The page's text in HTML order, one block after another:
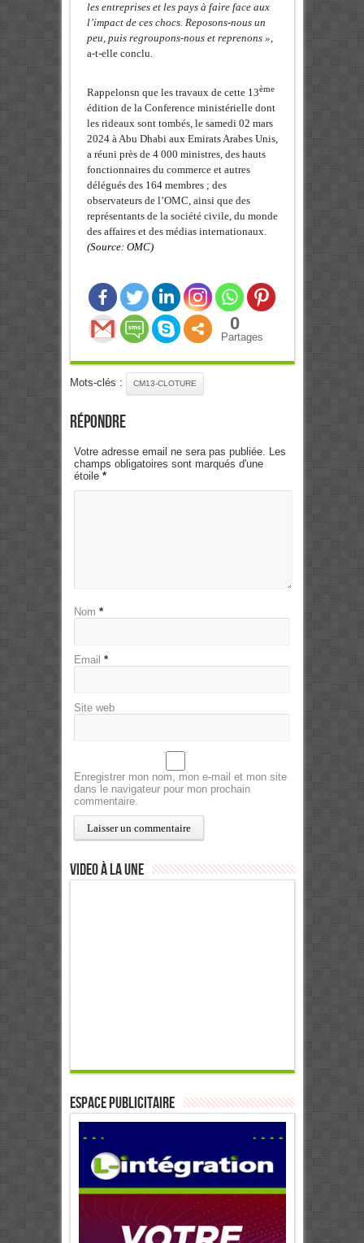
les entreprises et les pays à faire face aux
l’impact de ces chocs. Reposons-nous un
peu, puis regroupons-nous et reprenons »,
a-t-elle conclu.
Rappelonsn que les travaux de cette 13ème
édition de la Conference ministérielle dont
les rideaux sont tombés, le samedi 02 mars
2024 à Abu Dhabi aux Emirats Arabes Unis,
a réuni près de 4 000 ministres, des hauts
fonctionnaires du commerce et autres
délégués des 164 membres ; des
observateurs de l’OMC, ainsi que des
représentants de la société civile, du monde
des affaires et des médias internationaux.
(Source: OMC)
0
Partages
Mots-clés : CM13-CLOTURE
Répondre
Votre adresse email ne sera pas publiée. Les
champs obligatoires sont marqués d'une
étoile *
Nom *
Email *
Site web
Enregistrer mon nom, mon e-mail et mon site
dans le navigateur pour mon prochain
commentaire.
Video à la Une
ESPACE PUBLICITAIRE